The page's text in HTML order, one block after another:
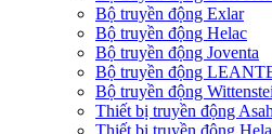
Bộ truyền động Exlar
Bộ truyền động Helac
Bộ truyền động Joventa
Bộ truyền động
Bộ truyền động
Thiết bị truyền động